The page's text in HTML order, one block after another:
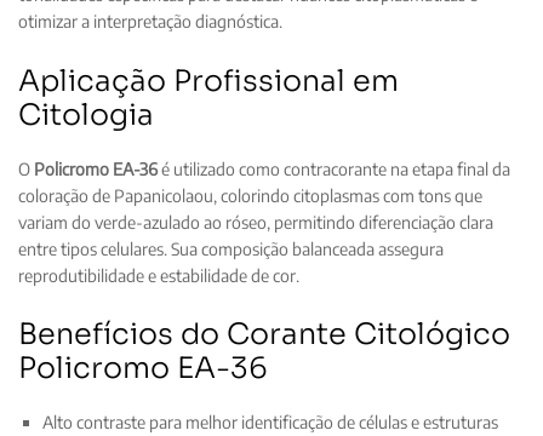
otimizar a interpretação diagnóstica.
Aplicação Profissional em
Citologia
O Policromo EA-36é utilizado como contracorante na etapa final da
coloração de Papanicolaou, colorindo citoplasmas com tons que
variam do verde-azulado ao róseo, permitindo diferenciação clara
entre tipos celulares. Sua composição balanceada assegura
reprodutibilidade e estabilidade de cor.
Benefícios do Corante Citológico
Policromo EA-36
Alto contraste para melhor identificação de células e estruturas